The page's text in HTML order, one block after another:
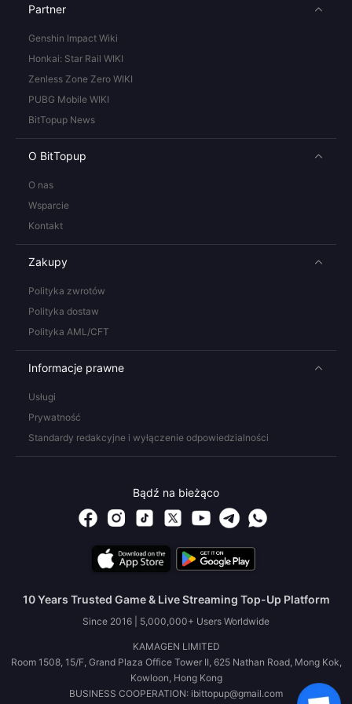
Partner
Genshin Impact Wiki
Honkai: Star Rail WIKI
Zenless Zone Zero WIKI
PUBG Mobile WIKI
BitTopup News
O BitTopup
O nas
Wsparcie
Kontakt
Zakupy
Polityka zwrotów
Polityka dostaw
Polityka AML/CFT
Informacje prawne
Usługi
Prywatność
Standardy redakcyjne i wyłączenie odpowiedzialności
Bądź na bieżąco
10 Years Trusted Game & Live Streaming Top-Up Platform
Since 2016 | 5,000,000+ Users Worldwide
KAMAGEN LIMITED
Room 1508, 15/F, Grand Plaza Office Tower II, 625 Nathan Road, Mong Kok,
Kowloon, Hong Kong
BUSINESS COOPERATION: ibittopup@gmail.com